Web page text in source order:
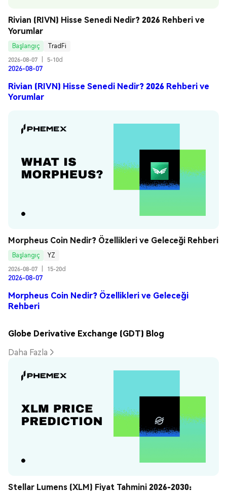
Rivian (RIVN) Hisse Senedi Nedir? 2026 Rehberi ve
Yorumlar
Başlangıç
TradFi
2026-08-07
5-10d
2026-08-07
Rivian (RIVN) Hisse Senedi Nedir? 2026 Rehberi ve
Yorumlar
Morpheus Coin Nedir? Özellikleri ve Geleceği Rehberi
Başlangıç
YZ
2026-08-07
15-20d
2026-08-07
Morpheus Coin Nedir? Özellikleri ve Geleceği
Rehberi
Globe Derivative Exchange (GDT) Blog
Daha Fazla
Stellar Lumens (XLM) Fiyat Tahmini 2026-2030: